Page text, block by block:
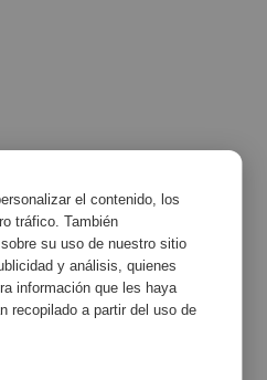
el contenido, los
tráfico. También
su uso de nuestro sitio
y análisis, quienes
información que les haya
recopilado a partir del uso de